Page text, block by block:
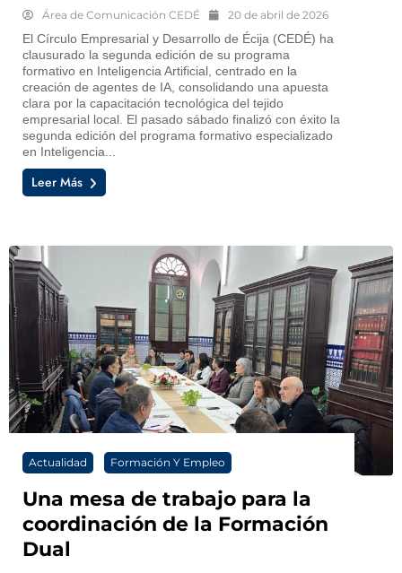
Área de Comunicación CEDÉ 20 de abril de 2026
El Círculo Empresarial y Desarrollo de Écija (CEDÉ) ha
clausurado la segunda edición de su programa
formativo en Inteligencia Artificial, centrado en la
creación de agentes de IA, consolidando una apuesta
clara por la capacitación tecnológica del tejido
empresarial local. El pasado sábado finalizó con éxito la
segunda edición del programa formativo especializado
en Inteligencia...
Leer Más
Actualidad Formación Y Empleo
Una mesa de trabajo para la
coordinación de la Formación
Dual